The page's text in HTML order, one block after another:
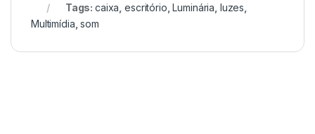
Tags:caixa ,escritório ,Luminária luzes
Multimídia ,som